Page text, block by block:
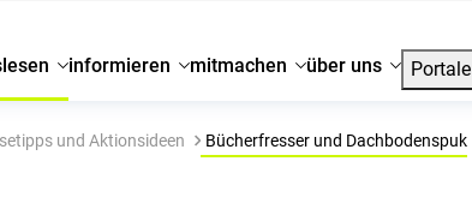
informieren mitmachen über uns Portale
und Aktionsideen Bücherfresser und Dachbodenspuk